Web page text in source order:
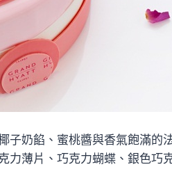
子奶餡、蜜桃醬與香氣飽滿的
力薄片、巧克力蝴蝶、銀色巧